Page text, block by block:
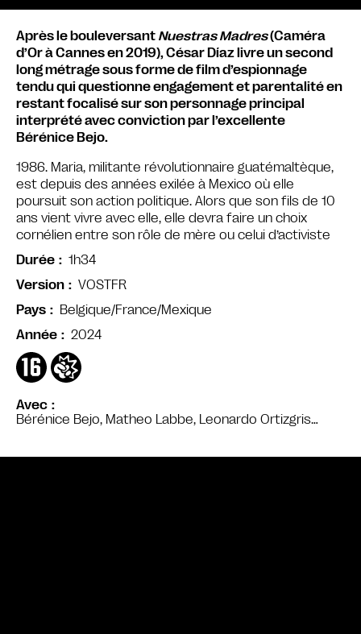
Avec
Bérénice Bejo, Matheo Labbe, Leonardo Ortizgris…
Après le bouleversant Nuestras Madres(Caméra
d’Or à Cannes en 2019), César Díaz livre un second
long métrage sous forme de film d’espionnage
tendu qui questionne engagement et parentalité en
restant focalisé sur son personnage principal
interprété avec conviction par l’excellente
Bérénice Bejo.
1986. Maria, militante révolutionnaire guatémaltèque,
est depuis des années exilée à Mexico où elle
poursuit son action politique. Alors que son fils de 10
ans vient vivre avec elle, elle devra faire un choix
cornélien entre son rôle de mère ou celui d’activiste
Durée
1h34
Version
VOSTFR
Pays
Belgique/France/Mexique
Année
2024